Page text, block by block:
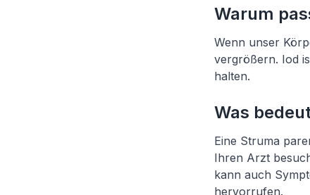
Warum
Wenn unser
vergrößern. Iod
halten.
Was
Eine Struma
Ihren Arzt
kann auch
hervorrufen.